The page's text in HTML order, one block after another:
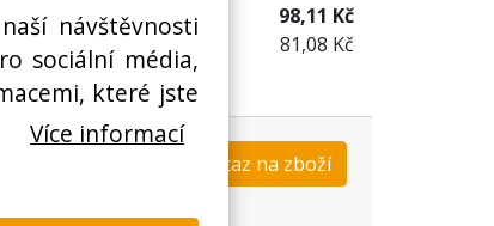
návštěvnosti
sociální média,
které jste
Více informací
98,11 Kč
81,08 Kč
Dotaz na zboží